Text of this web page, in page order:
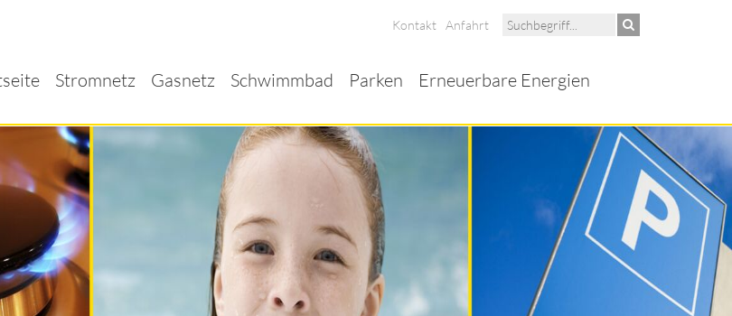
Anfahrt
Kontakt
Stromnetz Gasnetz Schwimmbad Parken Erneuerbare Energien